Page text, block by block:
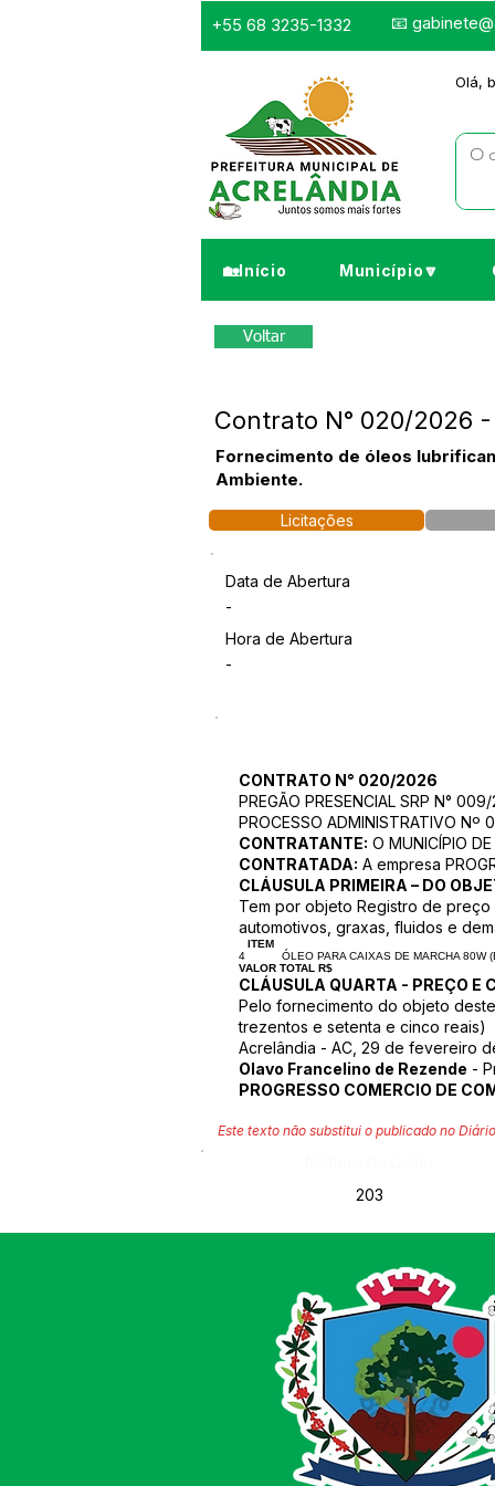
+55 68 3235-1332 📧
Olá,
🏡Início Município🔽
Voltar
Contrato N° 020/2026
Fornecimento de óleos
Ambiente.
Licitações
Data de Abertura
-
Hora de Abertura
-
CONTRATO N° 020/2026
PREGÃO PRESENCIAL SRP N°
PROCESSO ADMINISTRATIVO Nº
CONTRATANTE: O MUNICÍPIO
CONTRATADA: A empresa
CLÁUSULA PRIMEIRA – DO
Tem por objeto Registro de
automotivos, graxas, fluidos e
ITEM
4
ÓLEO PARA CAIXAS DE MARCHA
VALOR TOTAL R$
CLÁUSULA QUARTA - PREÇO E
Pelo fornecimento do objeto deste
trezentos e setenta e cinco reais)
Acrelândia - AC, 29 de fevereiro
Olavo Francelino de Rezende -
PROGRESSO COMERCIO DE
Este texto não substitui o publicado no
203